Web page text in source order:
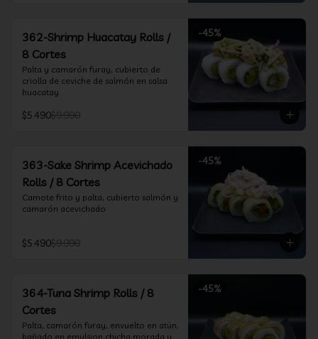
-45%
362-Shrimp Huacatay Rolls /
8 Cortes
Palta y camarón furay, cubierto de
criolla de ceviche de salmón en salsa
huacatay
$5.490$9.990
-45%
363-Sake Shrimp Acevichado
Rolls / 8 Cortes
Camote frito y palta, cubierto salmón y
camarón acevichado
$5.490$9.990
-45%
364-Tuna Shrimp Rolls / 8
Cortes
Palta, camarón furay, envuelto en atún,
bañado en emulsion chicha morada y